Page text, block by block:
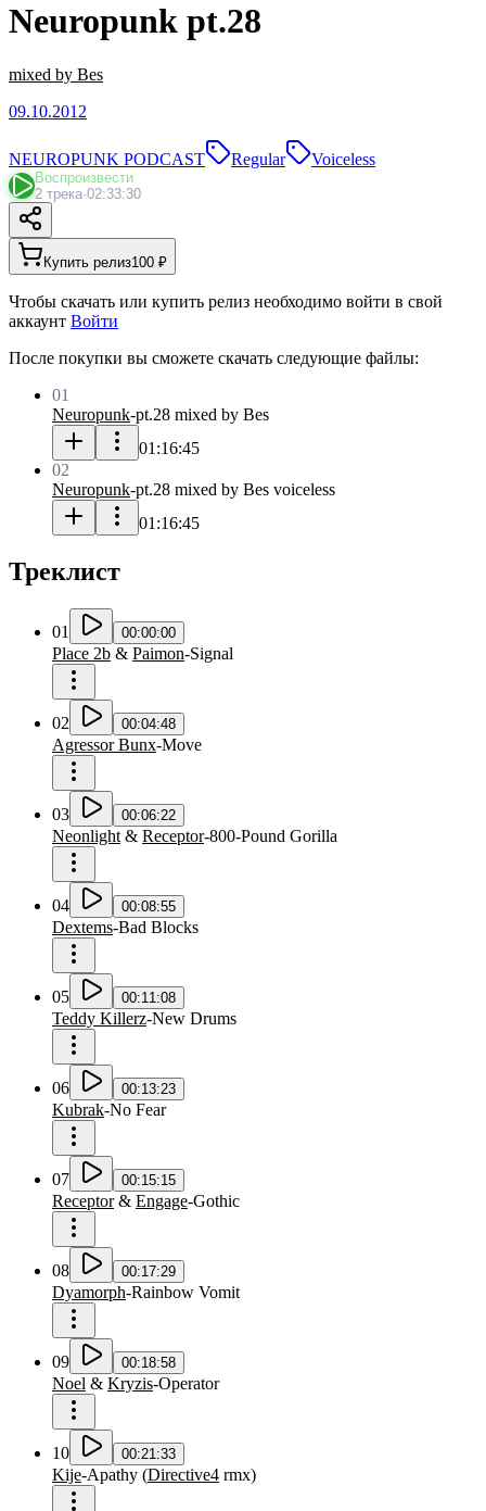
Neuropunk pt.28
mixed by Bes
09.10.2012
NEUROPUNK PODCAST Regular Voiceless
Воспроизвести
2 трека·02:33:30
Купить релиз100 ₽
Чтобы скачать или купить релиз необходимо войти в свой
аккаунт Войти
После покупки вы сможете скачать следующие файлы:
01
Neuropunk-pt.28 mixed by Bes
01:16:45
02
Neuropunk-pt.28 mixed by Bes voiceless
01:16:45
Треклист
01 00:00:00
Place 2b & Paimon-Signal
02 00:04:48
Agressor Bunx-Move
03 00:06:22
Neonlight & Receptor-800-Pound Gorilla
04 00:08:55
Dextems-Bad Blocks
05 00:11:08
Teddy Killerz-New Drums
06 00:13:23
Kubrak-No Fear
07 00:15:15
Receptor& Engage-Gothic
08 00:17:29
Dyamorph-Rainbow Vomit
09 00:18:58
Noel & Kryzis-Operator
10 00:21:33
Kije-Apathy (Directive4 rmx)